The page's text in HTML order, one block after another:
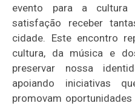
evento para a cultura
satisfação receber
cidade. Este encontro
cultura, da música e
preservar nossa
apoiando iniciativas
promovam